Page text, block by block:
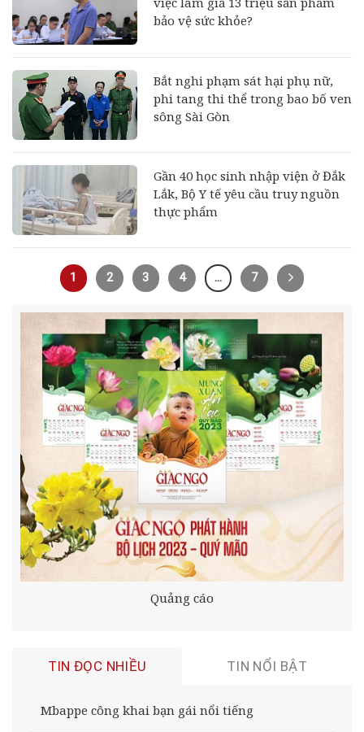
bảo vệ sức khỏe?
Bắt nghi phạm sát hại phụ nữ,
phi tang thi thể trong bao bố ven
sông Sài Gòn
Gần 40 học sinh nhập viện ở Đắk
Lắk, Bộ Y tế yêu cầu truy nguồn
thực phẩm
1 2 3 4 … 7
Quảng cáo
TIN ĐỌC NHIỀU TIN NỔI BẬT
Mbappe công khai bạn gái nổi tiếng